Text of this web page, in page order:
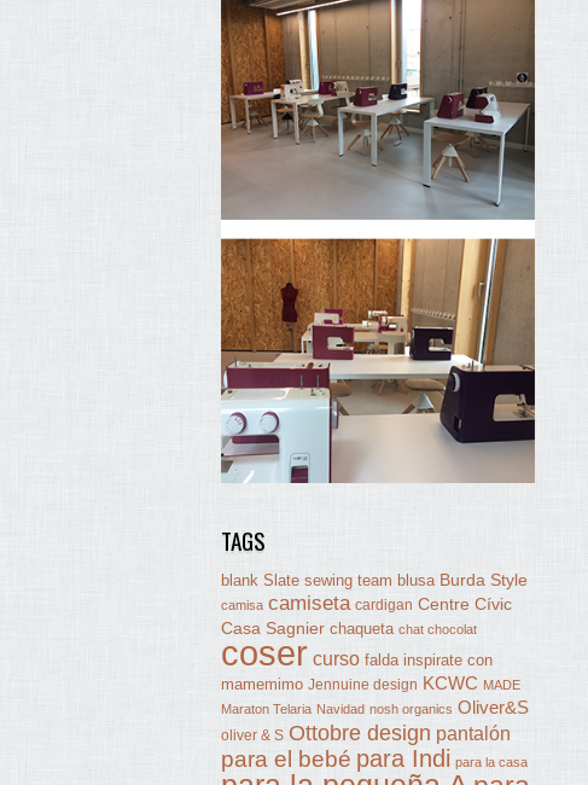
TAGS
blank Slate sewing team blusa Burda Style
camisa camiseta cardigan Centre Cívic
Casa Sagnier chaqueta chat chocolat
coser curso falda inspirate con
mamemimo Jennuine design KCWC MADE
Maraton Telaria Navidad nosh organics Oliver&S
oliver & S Ottobre design pantalón
para el bebé para Indi para la casa